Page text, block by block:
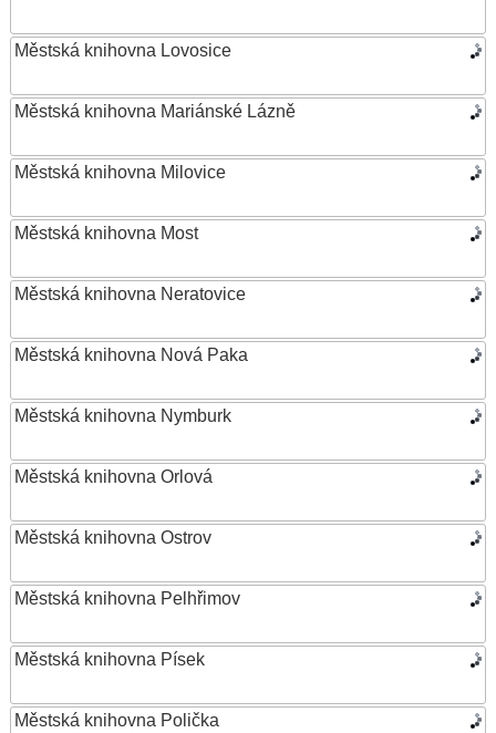
Městská knihovna Lovosice
Městská knihovna Mariánské Lázně
Městská knihovna Milovice
Městská knihovna Most
Městská knihovna Neratovice
Městská knihovna Nová Paka
Městská knihovna Nymburk
Městská knihovna Orlová
Městská knihovna Ostrov
Městská knihovna Pelhřimov
Městská knihovna Písek
Městská knihovna Polička